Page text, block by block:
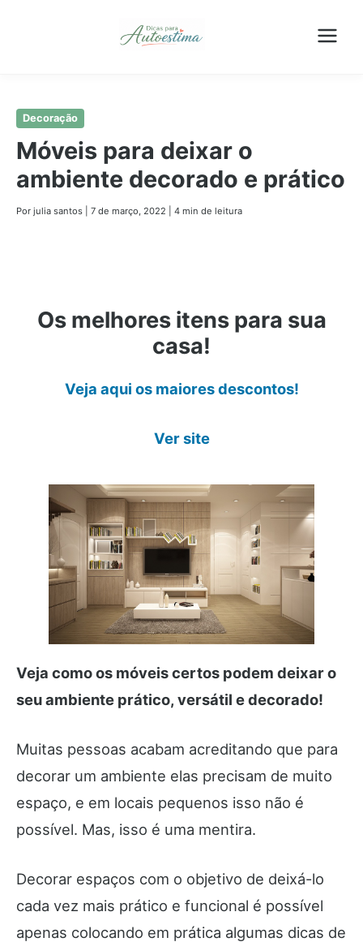
Pular
conteúdo
Decoração
Móveis para deixar o
ambiente decorado e prático
Por julia santos 7 de março, 2022 4 min de leitura
Os melhores itens para sua
casa!
Veja aqui os maiores descontos!
Ver site
Veja como os móveis certos podem deixar o
seu ambiente prático, versátil e decorado!
Muitas pessoas acabam acreditando que para
decorar um ambiente elas precisam de muito
espaço, e em locais pequenos isso não é
possível. Mas, isso é uma mentira.
Decorar espaços com o objetivo de deixá-lo
cada vez mais prático e funcional é possível
apenas colocando em prática algumas dicas de